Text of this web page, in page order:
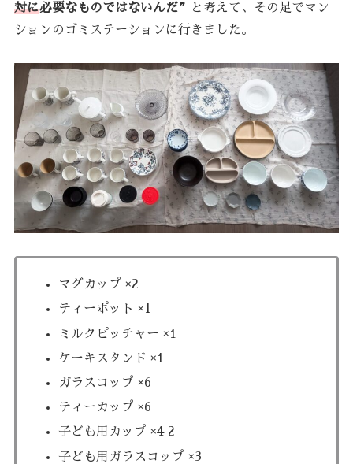
対に必要なものではないんだ”
と考えて、その足でマン
ションのゴミステーションに行きました。
マグカップ ×2
ティーポット ×1
ミルクピッチャー ×1
ケーキスタンド ×1
ガラスコップ ×6
ティーカップ ×6
子ども用カップ ×42
子ども用ガラスコップ ×3